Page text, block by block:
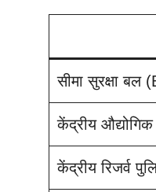
सीमा सुरक्षा बल
केंद्रीय
केंद्रीय रिजर्व